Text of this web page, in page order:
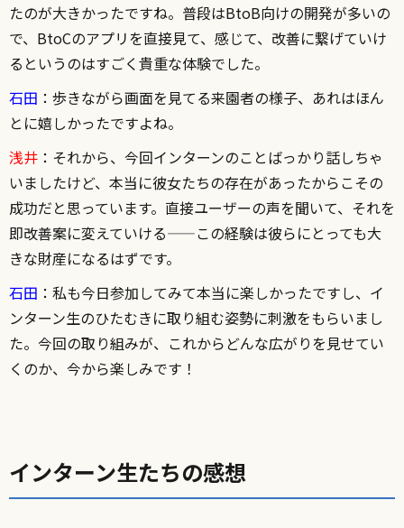
たのが大きかったですね。普段はBtoB向けの開発が多いの
で、BtoCのアプリを直接見て、感じて、改善に繋げていけ
るというのはすごく貴重な体験でした。
石田 ：歩きながら画面を見てる来園者の様子、あれはほん
とに嬉しかったですよね。
浅井 ：それから、今回インターンのことばっかり話しちゃ
いましたけど、本当に彼女たちの存在があったからこその
成功だと思っています。直接ユーザーの声を聞いて、それを
即改善案に変えていける——この経験は彼らにとっても大
きな財産になるはずです。
石田 ：私も今日参加してみて本当に楽しかったですし、イ
ンターン生のひたむきに取り組む姿勢に刺激をもらいまし
た。今回の取り組みが、これからどんな広がりを見せてい
くのか、今から楽しみです！
インターン生たちの感想